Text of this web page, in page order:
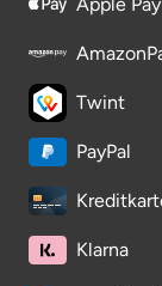
Twint
PayPal
Klarna
Saarbrücken
Schongau
Schwabach
Schweinfurt